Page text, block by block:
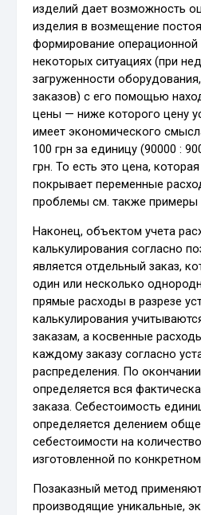
изделий дает возможность
изделия в возмещение
формирование операционной
некоторых ситуациях (при
загруженности
заказов) с его помощью
цены — ниже которого цену
имеет экономического
100 грн за единицу (90000 :
грн. То есть это цена,
покрывает переменные
проблемы см. также примеры
Наконец, объектом учета
калькулирования согласно
является отдельный заказ,
один или несколько
прямые расходы в разрезе
калькулирования
заказам, а косвенные
каждому заказу согласно
распределения. По
определяется вся
заказа. Себестоимость
определяется делением
себестоимости на
изготовленной по
Позаказный метод
производящие уникальные,